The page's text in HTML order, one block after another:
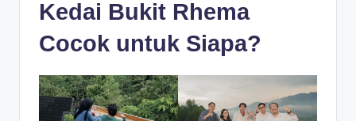
Kedai Bukit Rhema
Cocok untuk Siapa?